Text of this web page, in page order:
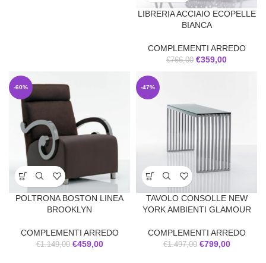
LIBRERIA ACCIAIO ECOPELLE
BIANCA
COMPLEMENTI ARREDO
€766,00 €359,00
-60%
POLTRONA BOSTON LINEA
BROOKLYN
COMPLEMENTI ARREDO
€1.149,00 €459,00
-47%
TAVOLO CONSOLLE NEW
YORK AMBIENTI GLAMOUR
COMPLEMENTI ARREDO
€1.497,00 €799,00